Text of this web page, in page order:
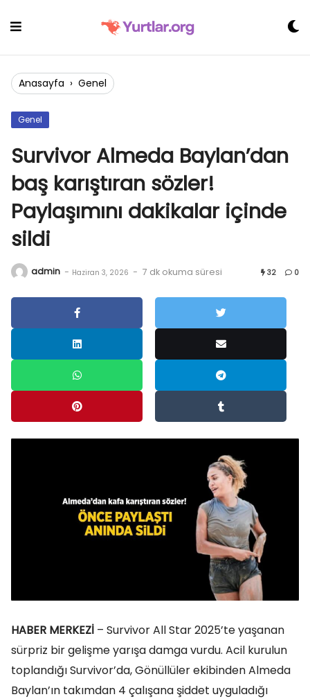
Anasayfa › Genel
Genel
Survivor Almeda Baylan’dan
baş karıştıran sözler!
Paylaşımını dakikalar içinde
sildi
admin - Haziran 3, 2026 - 7 dk okuma süresi 32 0
HABER MERKEZİ – Survivor All Star 2025’te yaşanan
sürpriz bir gelişme yarışa damga vurdu. Acil kurulun
toplandığı Survivor’da, Gönüllüler ekibinden Almeda
Baylan’ın takımdan 4 çalışana şiddet uyguladığı